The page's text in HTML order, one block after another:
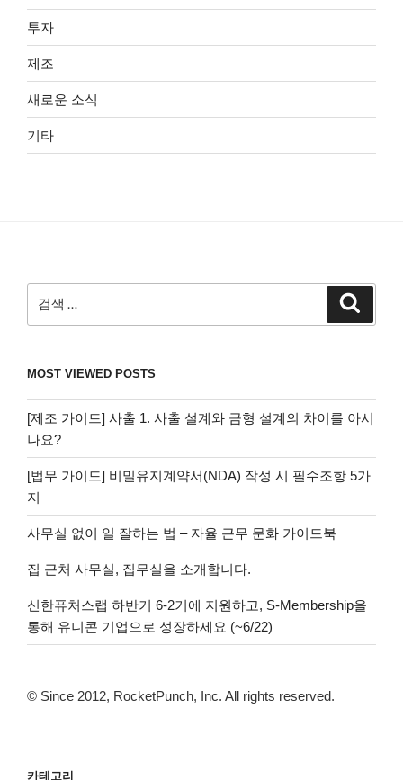
투자
제조
새로운 소식
기타
색:
MOST VIEWED POSTS
[제조 가이드] 사출 1. 사출 설계와 금형 설계의 차이를 아시
나요?
[법무 가이드] 비밀유지계약서(NDA) 작성 시 필수조항 5가
지
사무실 없이 일 잘하는 법 – 자율 근무 문화 가이드북
집 근처 사무실, 집무실을 소개합니다.
신한퓨처스랩 하반기 6-2기에 지원하고, S-Membership을
통해 유니콘 기업으로 성장하세요 (~6/22)
© Since 2012, RocketPunch, Inc. All rights reserved.
카테고리